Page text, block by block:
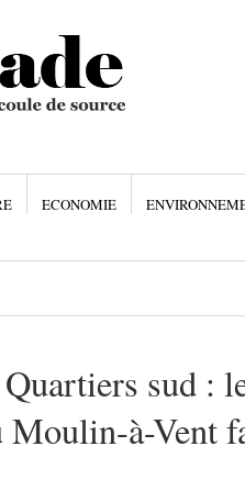
ECONOMIE
sud :
Moulin-à-Vent